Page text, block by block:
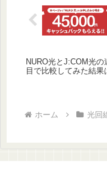
NURO光とJ:COM光の
目で比較してみた結果
ホーム 光回